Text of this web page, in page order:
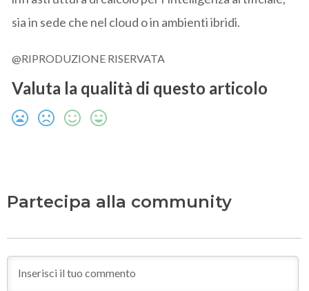
sia in sede che nel cloud o in ambienti ibridi.
@RIPRODUZIONE RISERVATA
Valuta la qualità di questo articolo
Partecipa alla community